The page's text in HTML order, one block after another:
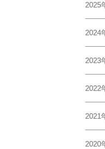
2025
2024
2023
2022
2021
2020